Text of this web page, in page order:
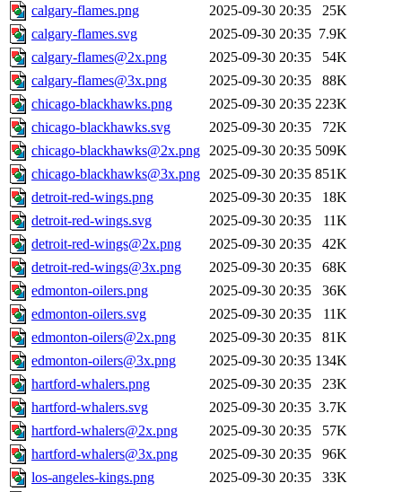
calgary-flames.png
2025-09-30 20:35
25K
calgary-flames.svg
2025-09-30 20:35 7.9K
calgary-flames@2x.png
2025-09-30 20:35
54K
calgary-flames@3x.png
2025-09-30 20:35
88K
chicago-blackhawks.png
2025-09-30 20:35 223K
chicago-blackhawks.svg
2025-09-30 20:35
72K
chicago-blackhawks@2x.png 2025-09-30 20:35 509K
chicago-blackhawks@3x.png 2025-09-30 20:35 851K
detroit-red-wings.png
2025-09-30 20:35
18K
detroit-red-wings.svg
2025-09-30 20:35
11K
detroit-red-wings@2x.png
2025-09-30 20:35
42K
detroit-red-wings@3x.png
2025-09-30 20:35
68K
edmonton-oilers.png
2025-09-30 20:35
36K
edmonton-oilers.svg
2025-09-30 20:35
11K
edmonton-oilers@2x.png
2025-09-30 20:35
81K
edmonton-oilers@3x.png
2025-09-30 20:35 134K
hartford-whalers.png
2025-09-30 20:35
23K
hartford-whalers.svg
2025-09-30 20:35 3.7K
hartford-whalers@2x.png
2025-09-30 20:35
57K
hartford-whalers@3x.png
2025-09-30 20:35
96K
los-angeles-kings.png
2025-09-30 20:35
33K